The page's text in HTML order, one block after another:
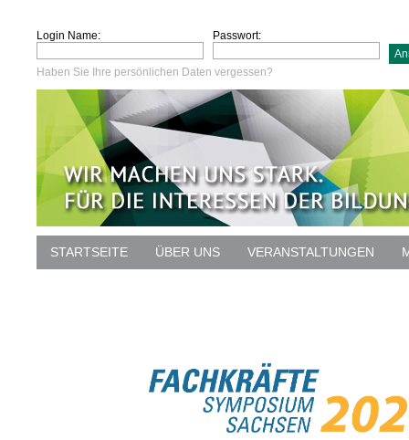
Login Name: Passwort:
Haben Sie Ihre persönlichen Daten vergessen?
STARTSEITE ÜBER UNS VERANSTALTUNGEN